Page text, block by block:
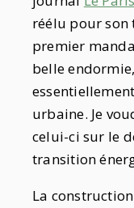
réélu pour son
premier
belle
urbaine. Je
celui-ci sur le
transition
La